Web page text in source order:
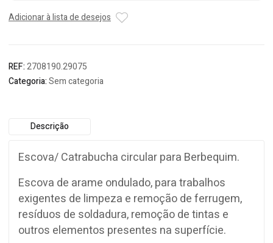
Ondulado-
Adicionar à lista de desejos
REF:2708190.29075
Categoria:Sem categoria
Descrição
Escova/ Catrabucha circular para Berbequim.
Escova de arame ondulado, para trabalhos
exigentes de limpeza e remoção de ferrugem,
resíduos de soldadura, remoção de tintas e
outros elementos presentes na superfície.